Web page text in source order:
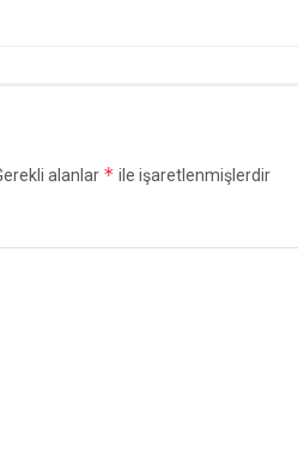
alanlar * ile işaretlenmişlerdir